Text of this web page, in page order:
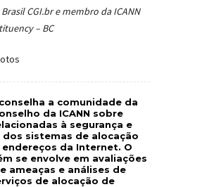
CGI.br e membro da ICANN
– BC
a comunidade da
da ICANN sobre
à segurança e
sistemas de alocação
endereços da Internet. O
se envolve em avaliações
ameaças e análises de
de alocação de